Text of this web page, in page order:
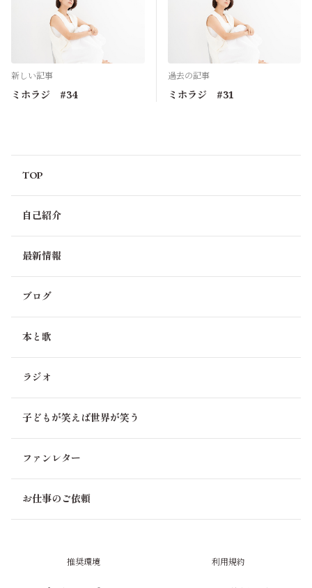
新しい記事
ミホラジ #34
過去の記事
ミホラジ #31
TOP
自己紹介
最新情報
ブログ
本と歌
ラジオ
子どもが笑えば世界が笑う
ファンレター
お仕事のご依頼
推奨環境 利用規約